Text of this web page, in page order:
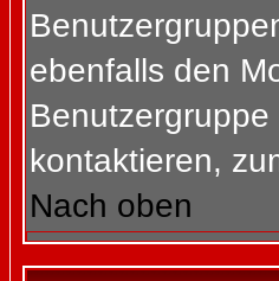
ebenfalls den
kontaktieren,
Nach oben